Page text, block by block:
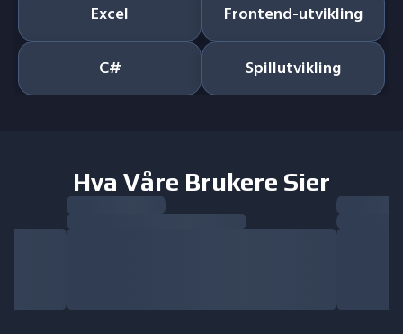
Excel Frontend-utvikling
C# Spillutvikling
Hva Våre Brukere Sier